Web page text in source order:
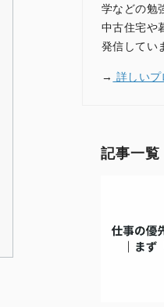
学などの勉
中古住宅や
発信してい
→ 詳しい
記事一覧